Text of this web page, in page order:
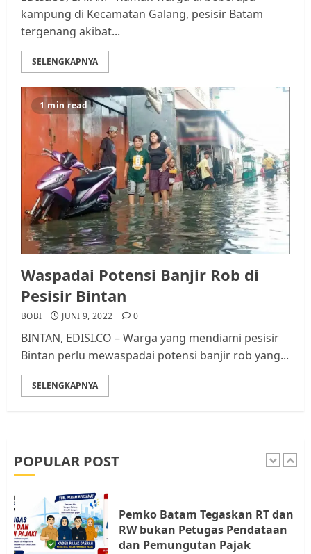
kampung di Kecamatan Galang, pesisir Batam
tergenang akibat...
SELENGKAPNYA
1 min read
Waspadai Potensi Banjir Rob di
Pesisir Bintan
BOBI JUNI 9, 2022 0
BINTAN, EDISI.CO – Warga yang mendiami pesisir
Bintan perlu mewaspadai potensi banjir rob yang...
SELENGKAPNYA
POPULAR POST
Pemerintah dan Masyarakat di
Lingkungan RT/RW
AGUSTUS 1, 2026 0
Datangi Pemko Batam, Warga
Rempang Protes Lahan Mereka
Diambil untuk Sekolah Rakyat
JULI 21, 2026 0
5
Warga Rempang Ajukan
Audiensi dengan Wali Kota
Batam, Soroti Aktivitas yang
Resahkan Warga
JULI 17, 2026 0
1
Pemko Batam Tegaskan RT dan
RW bukan Petugas Pendataan
dan Pemungutan Pajak